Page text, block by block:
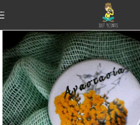
Skip to navigation
Skip to main content